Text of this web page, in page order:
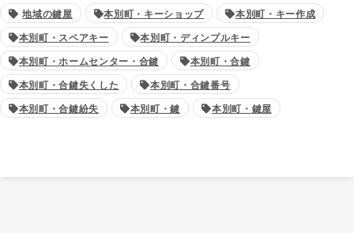
地域の鍵屋 本別町・キーショップ
本別町・キー作成
本別町・スペアキー
本別町・ディンプルキー
本別町・ホームセンター・合鍵
本別町・合鍵
本別町・合鍵失くした
本別町・合鍵番号
本別町・合鍵紛失
本別町・鍵 本別町・鍵屋